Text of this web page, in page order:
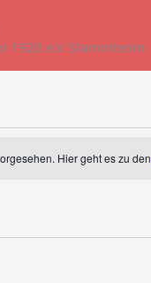
1920 e.V. Stammheim
Hier geht es zu den